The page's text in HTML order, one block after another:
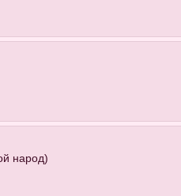
народ)